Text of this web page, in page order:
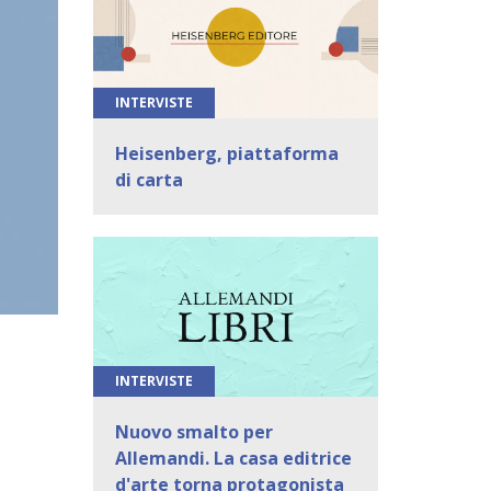
INTERVISTE
Heisenberg, piattaforma
di carta
INTERVISTE
Nuovo smalto per
Allemandi. La casa editrice
d'arte torna protagonista